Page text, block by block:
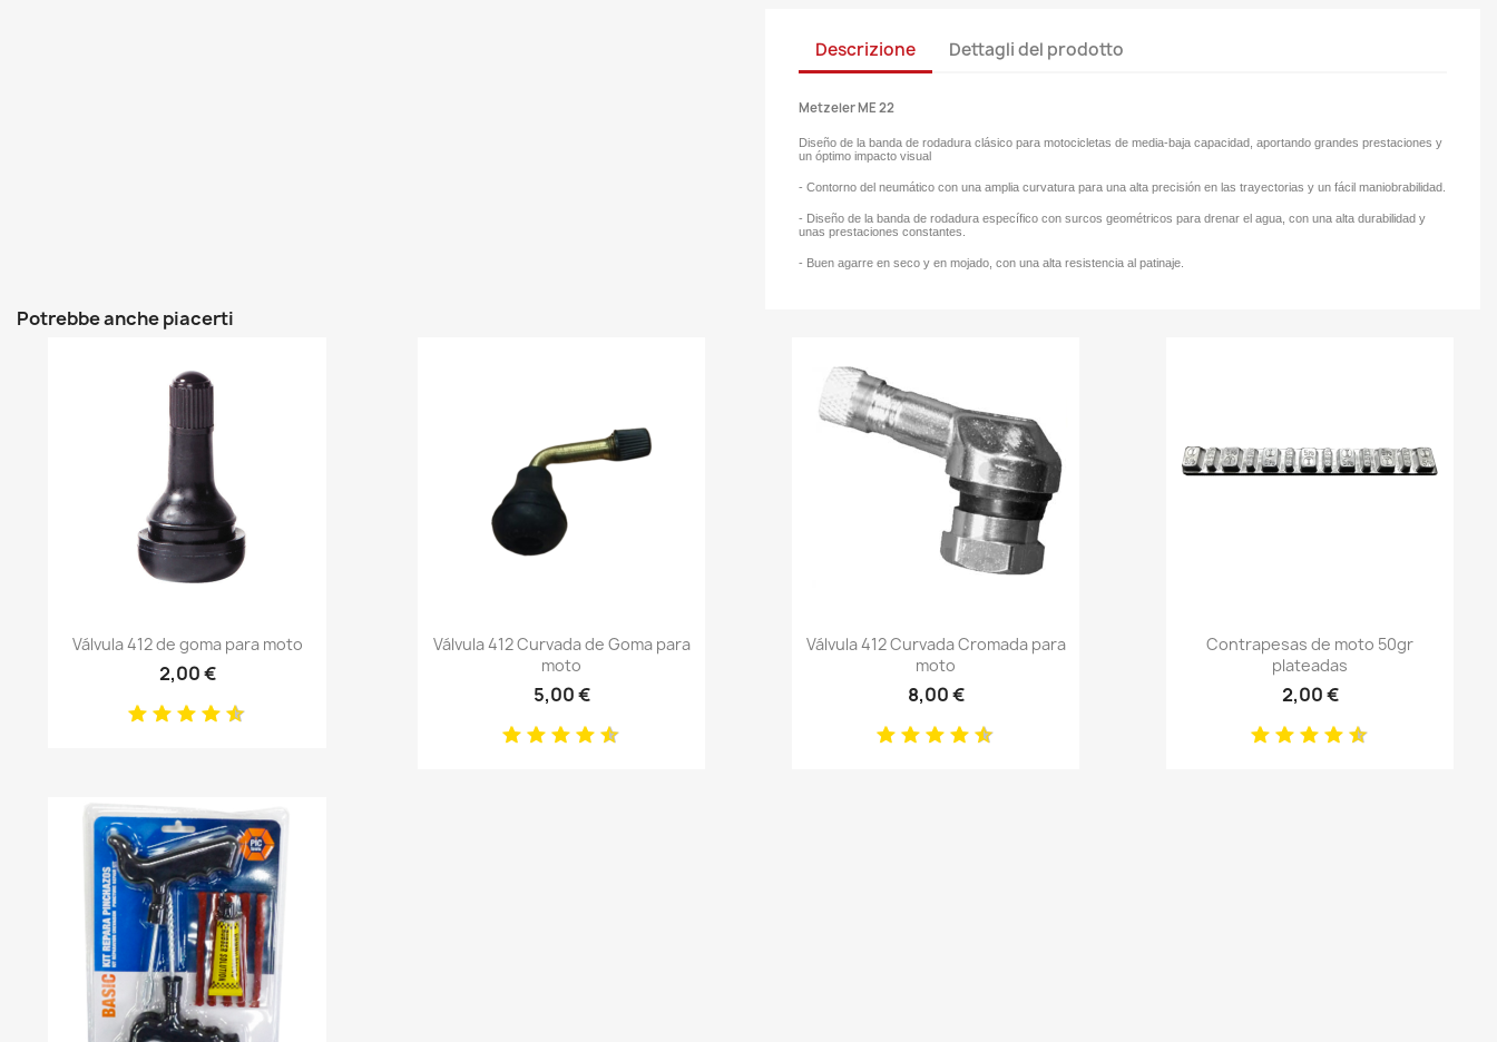
Descrizione Dettagli del prodotto
Metzeler ME 22
Diseño de la banda de rodadura clásico para motocicletas de media-baja capacidad, aportando grandes prestaciones y
un óptimo impacto visual
- Contorno del neumático con una amplia curvatura para una alta precisión en las trayectorias y un fácil maniobrabilidad.
- Diseño de la banda de rodadura específico con surcos geométricos para drenar el agua, con una alta durabilidad y
unas prestaciones constantes.
- Buen agarre en seco y en mojado, con una alta resistencia al patinaje.
Potrebbe anche piacerti
Anteprima
Válvula 412 de goma para moto
2,00 €
Anteprima
Válvula 412 Curvada de Goma para
moto
5,00 €
Anteprima
Válvula 412 Curvada Cromada para
moto
8,00 €
Anteprima
Contrapesas de moto 50gr
plateadas
2,00 €